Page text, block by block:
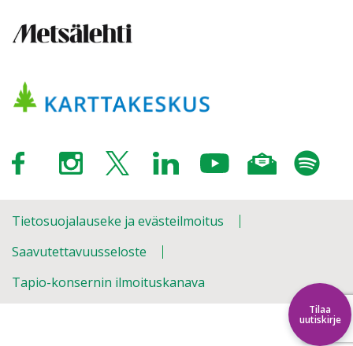
Tilaa
uutiskirje
Tietosuojalauseke ja evästeilmoitus
Saavutettavuusseloste
Tapio-konsernin ilmoituskanava